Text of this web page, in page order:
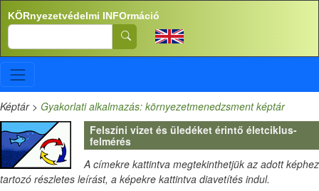
Ugrás a tartalomra
KÖRnyezetvédelmi INFOrmáció
Search
Képtár> Gyakorlati alkalmazás: környezetmenedzsment képtár
Felszíni vizet és üledéket érintő életciklus-
felmérés
A címekre kattintva megtekinthetjük az adott képhez
tartozó részletes leírást, a képekre kattintva diavetítés indul.